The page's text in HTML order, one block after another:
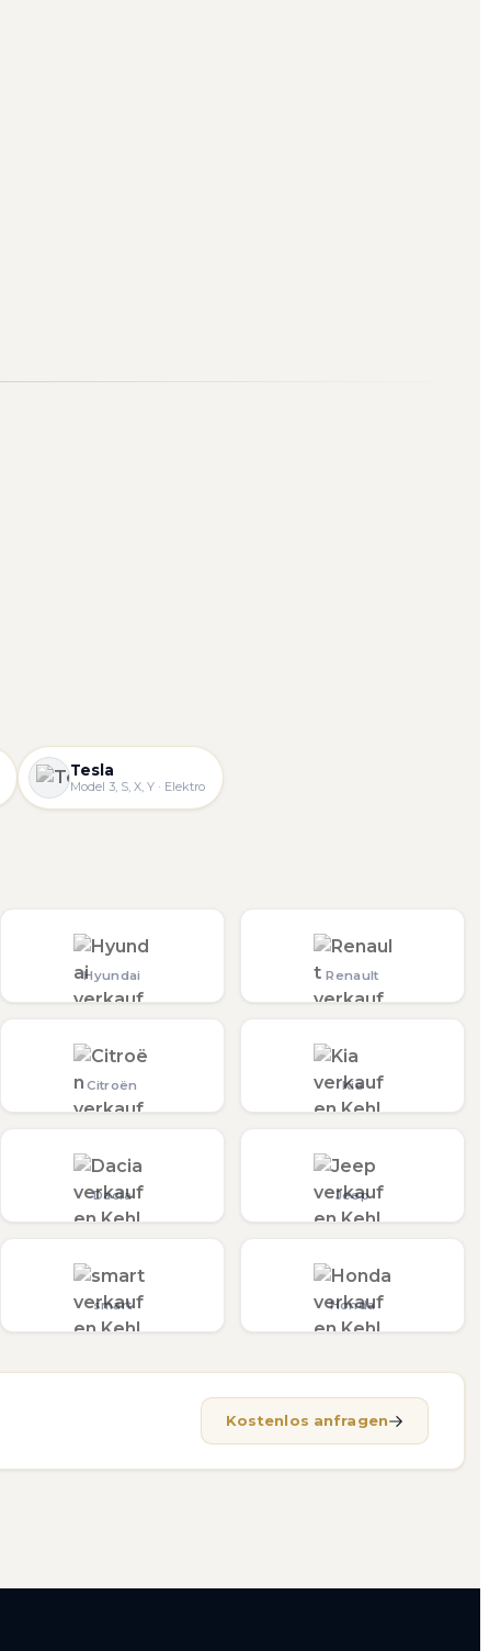
Tesla
Model 3, S, X, Y · Elektro
Hyundai Renault
Citroën Kia
Dacia Jeep
smart Honda
Kostenlos anfragen